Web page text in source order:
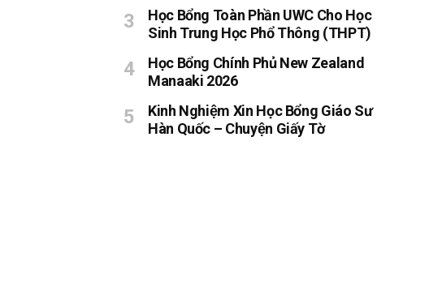
Học Bổng Toàn Phần UWC Cho Học
Sinh Trung Học Phổ Thông (THPT)
Học Bổng Chính Phủ New Zealand
Manaaki 2026
Kinh Nghiệm Xin Học Bổng Giáo Sư
Hàn Quốc – Chuyện Giấy Tờ